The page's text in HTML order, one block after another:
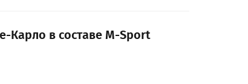
Карло в составе M-Sport